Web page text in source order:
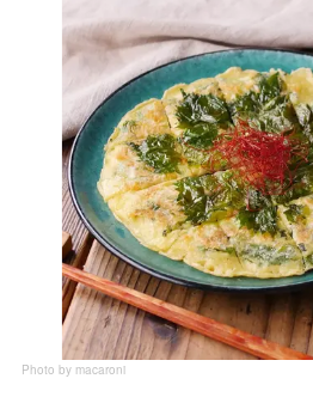
Photo by macaroni